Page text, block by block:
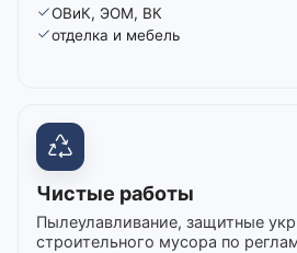
ОВиК, ЭОМ, ВК
отделка и мебель
Чистые работы
Пылеулавливание, защитные
строительного мусора по